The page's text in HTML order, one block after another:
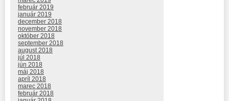
február 2019
január 2019
december 2018
november 2018
október 2018
september 2018
august 2018
júl 2018
jún 2018
máj 2018
apríl 2018
marec 2018
február 2018